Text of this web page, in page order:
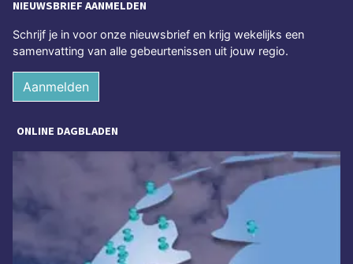
NIEUWSBRIEF AANMELDEN
Schrijf je in voor onze nieuwsbrief en krijg wekelijks een
samenvatting van alle gebeurtenissen uit jouw regio.
Aanmelden
ONLINE DAGBLADEN